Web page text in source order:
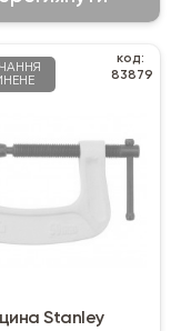
код:
83879
Stanley